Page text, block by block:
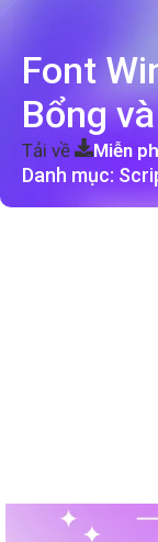
Font
Bổng
Tải về Miễn
Danh mục: